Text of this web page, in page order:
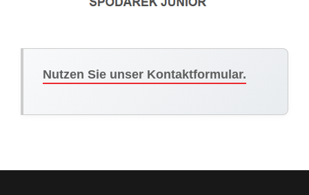
Nutzen Sie unser Kontaktformular.